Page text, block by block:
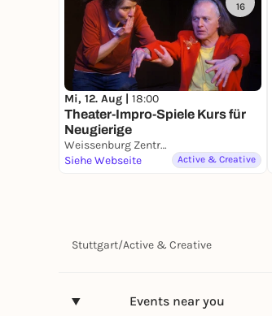
16
Mi, 12. Aug | 18:00
Theater-Impro-Spiele Kurs für
Neugierige
Weissenburg Zentrum LSBTTIQ Stuttgart
Siehe Webseite
Active & Creative
Stuttgart/Active & Creative
Events near you